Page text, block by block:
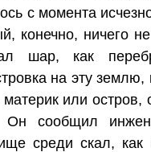
с момента
конечно, ничего
шар, как
на эту землю,
или остров,
Он сообщил
среди скал, как